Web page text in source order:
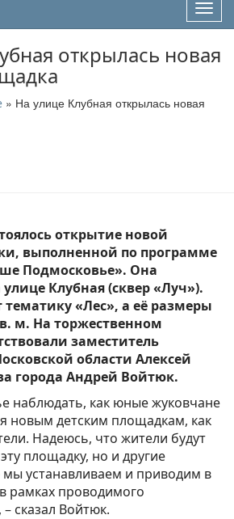
открылась новая
» На улице Клубная открылась новая
открытие новой
выполненной по программе
Подмосковье». Она
Клубная (сквер «Луч»).
«Лес», а её размеры
м. На торжественном
заместитель
области Алексей
города Андрей Войтюк.
наблюдать, как юные жуковчане
новым детским площадкам, как
Надеюсь, что жители будут
площадку, но и другие
устанавливаем и приводим в
рамках проводимого
– сказал Войтюк.